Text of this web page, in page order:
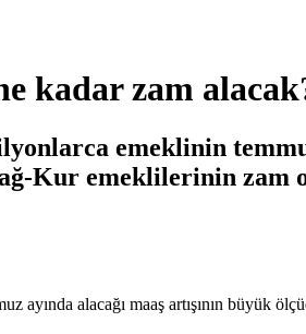
kadar zam
emeklinin
Kur emeklilerinin zam
alacağı maaş artışının büyük